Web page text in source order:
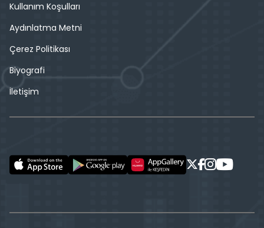
Kullanım Koşulları
Aydınlatma Metni
Çerez Politikası
Biyografi
İletişim